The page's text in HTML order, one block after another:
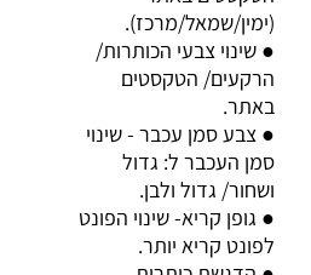
(ימין/שמאל/מרכז).
● שינוי צבעי הכותרות/
הרקעים/ הטקסטים
באתר.
● צבע סמן עכבר - שינוי
סמן העכבר ל: גדול
ושחור/ גדול ולבן.
● גופן קריא- שינוי הפונט
לפונט קריא יותר.